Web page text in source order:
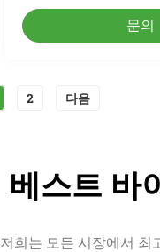
문의
2 다음
베스트 바
저희는 모든 시장에서 최